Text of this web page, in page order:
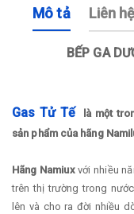
Mô tả Liên
BẾP GA
Gas Tử Tế
là một
sản phẩm của hãng
Hãng Namiuxvới nhiều
trên thị trường trong
lên và cho ra đời nhiều